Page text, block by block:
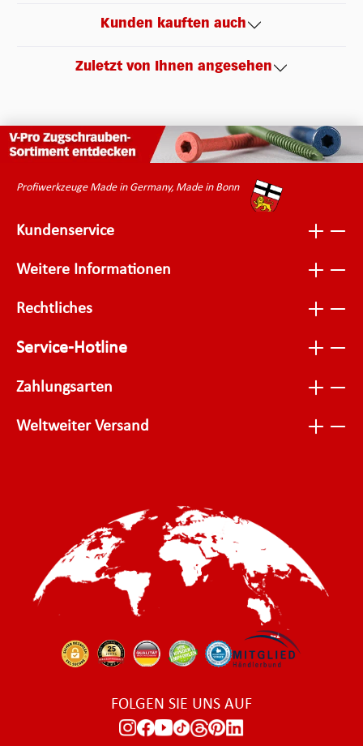
Kunden kauften auch
Zuletzt von Ihnen angesehen
Profiwerkzeuge Made in Germany, Made in Bonn
Kundenservice
Weitere Informationen
Rechtliches
Service-Hotline
Zahlungsarten
Weltweiter Versand
FOLGEN SIE UNS AUF